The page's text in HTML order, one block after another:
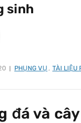
sinh
PHỤNG VỤ , TÀI LIỆU
đá và